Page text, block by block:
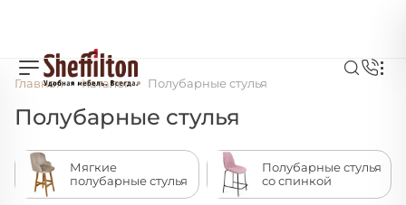
Главная Каталог Полубарные стулья
Полубарные стулья
Мягкие
полубарные стулья
Полубарные стулья
со спинкой